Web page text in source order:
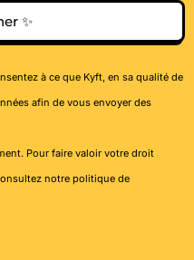
✨
à ce que Kyft, en sa qualité de
afin de vous envoyer des
Pour faire valoir votre droit
notre politique de